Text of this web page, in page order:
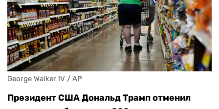
George Walker IV / AP
Президент США Дональд Трамп отменил